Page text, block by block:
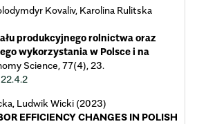
Kovaliv, Karolina Rulitska
produkcyjnego rolnictwa oraz
wykorzystania w Polsce i na
Science,77(4),23.
Ludwik Wicki (2023)
EFFICIENCY CHANGES IN POLISH